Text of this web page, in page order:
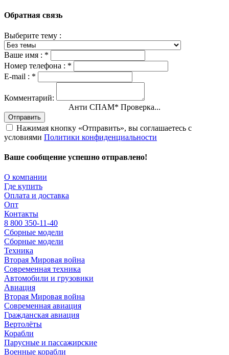
Обратная связь
Выберите тему :
Ваше имя : *
Номер телефона : *
E-mail : *
Комментарий:
Анти СПАМ* Проверка...
Отправить
Нажимая кнопку «Отправить», вы соглашаетесь с
условиями Политики конфиденциальности
Ваше сообщение успешно отправлено!
О компании
Где купить
Оплата и доставка
Опт
Контакты
8 800 350-11-40
Сборные модели
Сборные модели
Техника
Вторая Мировая война
Современная техника
Автомобили и грузовики
Авиация
Вторая Мировая война
Современная авиация
Гражданская авиация
Вертолёты
Корабли
Парусные и пассажирские
Военные корабли